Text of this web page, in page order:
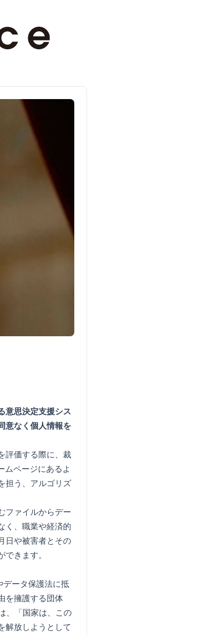
意思決定支援シス
意なく個人情報を
評価する際に、裁
ムページにあるよ
担う、アルゴリズ
ファイルからデー
く、職業や経済的
日や被害者とその
きます。
データ保護法に抵
を擁護する団体
、「国家は、この
解放しようとして